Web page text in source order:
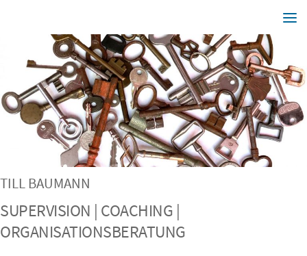
TILL BAUMANN
SUPERVISION | COACHING |
ORGANISATIONSBERATUNG